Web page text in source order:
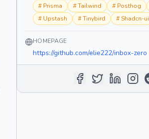
# Prisma #Tailwind # Posthog
# Upstash #Tinybird #Shadcn-ui
HOMEPAGE
https://github.com/elie222/inbox-zero